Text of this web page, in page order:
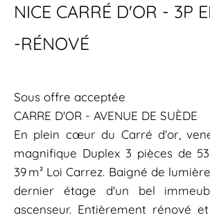
NICE CARRÉ D'OR - 3P
-RÉNOVÉ
Sous offre acceptée
CARRE D'OR - AVENUE DE SUÈDE
En plein cœur du Carré d'or,
magnifique Duplex 3 pièces de
39 m² Loi Carrez. Baigné de
dernier étage d'un bel
ascenseur. Entièrement rénové